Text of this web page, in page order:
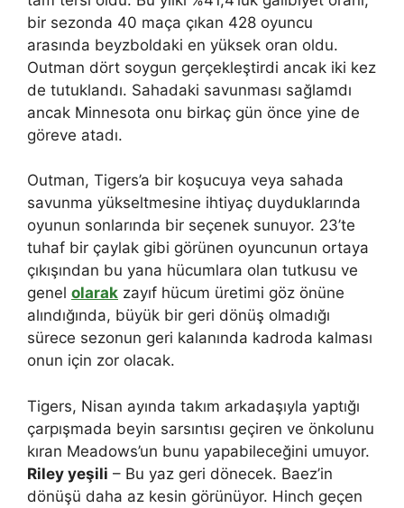
bir sezonda 40 maça çıkan 428 oyuncu
arasında beyzboldaki en yüksek oran oldu.
Outman dört soygun gerçekleştirdi ancak iki kez
de tutuklandı. Sahadaki savunması sağlamdı
ancak Minnesota onu birkaç gün önce yine de
göreve atadı.
Outman, Tigers’a bir koşucuya veya sahada
savunma yükseltmesine ihtiyaç duyduklarında
oyunun sonlarında bir seçenek sunuyor. 23’te
tuhaf bir çaylak gibi görünen oyuncunun ortaya
çıkışından bu yana hücumlara olan tutkusu ve
genel olarak zayıf hücum üretimi göz önüne
alındığında, büyük bir geri dönüş olmadığı
sürece sezonun geri kalanında kadroda kalması
onun için zor olacak.
Tigers, Nisan ayında takım arkadaşıyla yaptığı
çarpışmada beyin sarsıntısı geçiren ve önkolunu
kıran Meadows’un bunu yapabileceğini umuyor.
Riley yeşili – Bu yaz geri dönecek. Baez’in
dönüşü daha az kesin görünüyor. Hinch geçen